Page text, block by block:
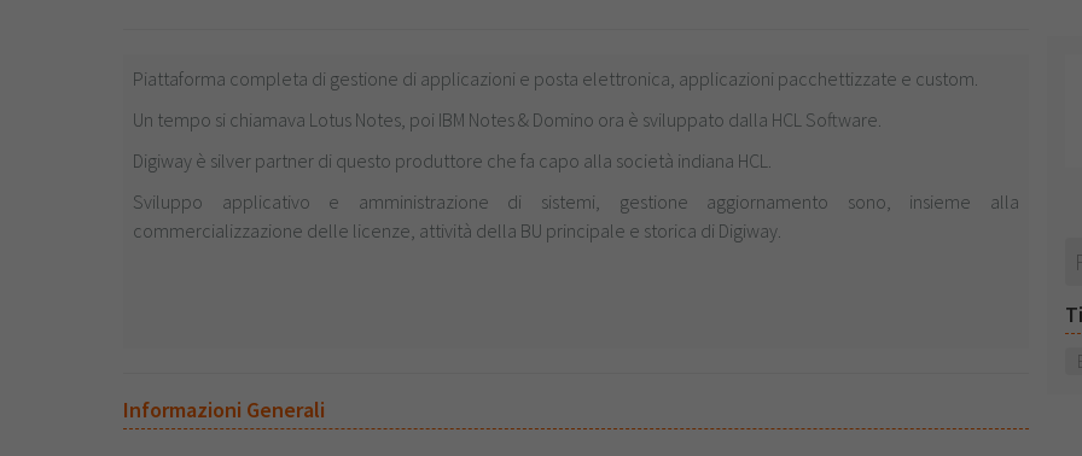
Piattaforma completa di gestione di applicazioni e posta elettronica, applicazioni pacchettizzate e custom.
Un tempo si chiamava Lotus Notes, poi IBM Notes & Domino ora è sviluppato dalla HCL Software.
Digiway è silver partner di questo produttore che fa capo alla società indiana HCL.
Sviluppo applicativo e amministrazione di sistemi, gestione aggiornamento sono, insieme alla
commercializzazione delle licenze, attività della BU principale e storica di Digiway.
Informazioni Generali